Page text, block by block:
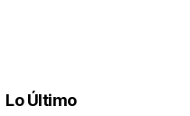
Lo Último